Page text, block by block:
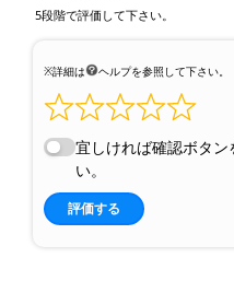
5段階で評価して下さい。
※詳細は ヘルプを参照して下さい。
宜しければ確認ボタ
い。
評価する